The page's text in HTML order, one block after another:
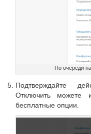
По очереди
Подтверждайте
Отключить можете
бесплатные опции.